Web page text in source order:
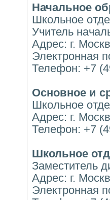
Начальное
Школьное
Учитель
Адрес: г.
Электронная
Телефон: +7
Основное и
Школьное
Адрес: г.
Телефон: +7
Школьное
Заместитель
Адрес: г.
Электронная